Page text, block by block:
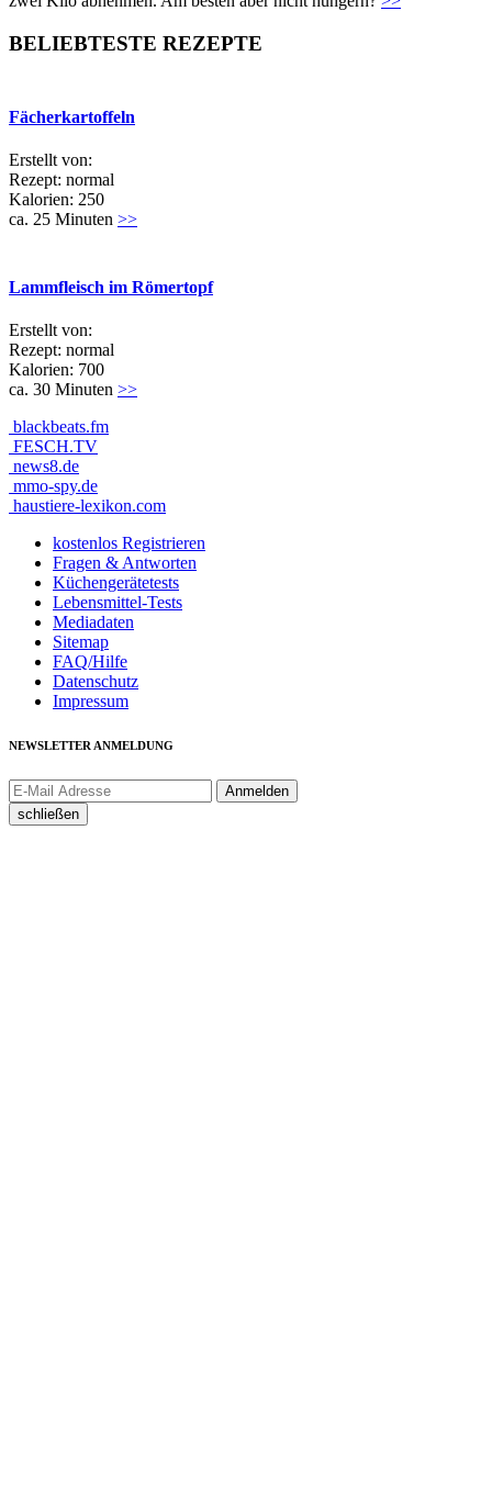
BELIEBTESTE REZEPTE
Fächerkartoffeln
Erstellt von:
Rezept: normal
Kalorien: 250
ca. 25 Minuten >>
Lammfleisch im Römertopf
Erstellt von:
Rezept: normal
Kalorien: 700
ca. 30 Minuten >>
blackbeats.fm
FESCH.TV
news8.de
mmo-spy.de
haustiere-lexikon.com
kostenlos Registrieren
Fragen & Antworten
Küchengerätetests
Lebensmittel-Tests
Mediadaten
Sitemap
FAQ/Hilfe
Datenschutz
Impressum
NEWSLETTER ANMELDUNG
schließen